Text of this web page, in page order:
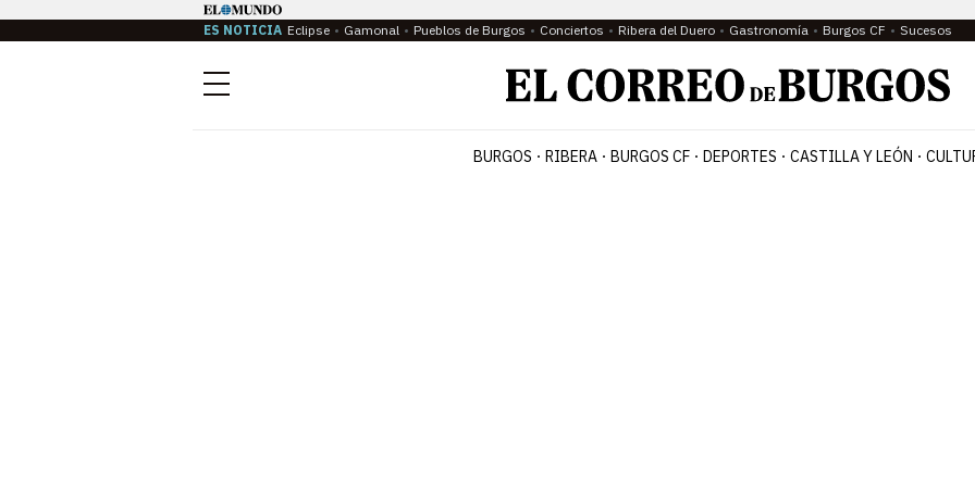
ES NOTICIA Eclipse Gamonal Pueblos de Burgos Conciertos Ribera del Duero Gastronomía Burgos CF Sucesos
Menú
BURGOS RIBERA BURGOS CF DEPORTES CASTILLA Y LEÓN